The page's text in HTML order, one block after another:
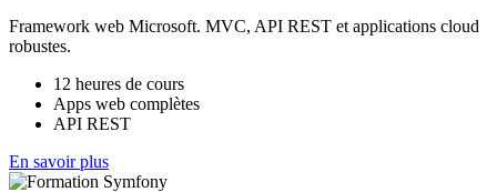
Framework web Microsoft. MVC, API REST et applications cloud
robustes.
12 heures de cours
Apps web complètes
API REST
En savoir plus